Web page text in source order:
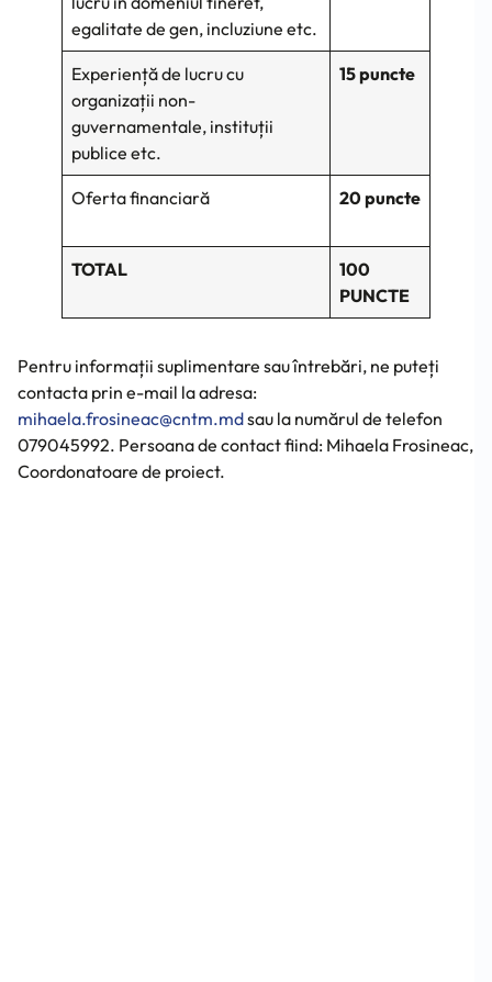
egalitate de gen, incluziune etc.
Experiență de lucru cu
organizații non-
guvernamentale, instituții
publice etc.
15 puncte
Oferta financiară 20 puncte
TOTAL
100
PUNCTE
Pentru informații suplimentare sau întrebări, ne puteți
contacta prin e-mail la adresa:
mihaela.frosineac@cntm.mdsau la numărul de telefon
079045992. Persoana de contact fiind: Mihaela Frosineac,
Coordonatoare de proiect.